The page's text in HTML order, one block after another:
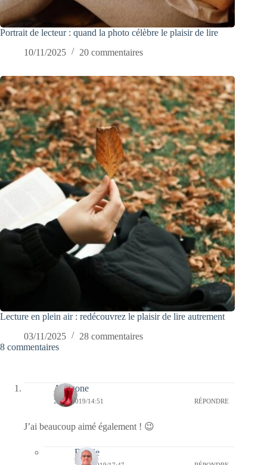
Portrait de lecteur : quand la photo célèbre le plaisir de lire
10/11/2025
20 commentaires
Lecture en plein air : redécouvrez le plaisir de lire autrement
03/11/2025
28 commentaires
8 commentaires
Antigone
29/05/2019/14:51 RÉPONDRE
J’ai beaucoup aimé également ! 😉
Bernie